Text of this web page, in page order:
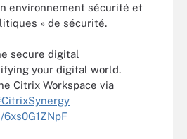
environnement sécurité et
» de sécurité.
secure digital
your digital world.
Citrix Workspace via